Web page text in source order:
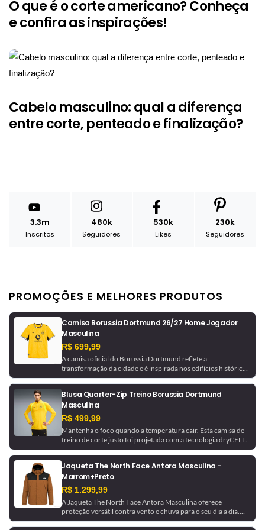
O que é o corte americano? Conheça
e confira as inspirações!
Cabelo masculino: qual a diferença
entre corte, penteado e finalização?
3.3m
Inscritos
480k
Seguidores
530k
Likes
230k
Seguidores
PROMOÇÕES E MELHORES PRODUTOS
Camisa Borussia Dortmund 26/27 Home Jogador
Masculina
R$ 699,99
A camisa oficial do Borussia Dortmund reflete a
transformação da cidade e é inspirada nos edifícios históricos
que ajudaram a moldá-la. Com tecnologia de gerenciamento
usado pela equipe.
Blusa Quarter-Zip Treino Borussia Dortmund
Masculina
R$ 499,99
Mantenha o foco quando a temperatura cair. Esta camisa de
treino de corte justo foi projetada com a tecnologia dryCELL,
que absorve a umidade para ajudar a manter você seco. Ela é
toque de inspiração futebolística.
Jaqueta The North Face Antora Masculina -
Marrom+Preto
R$ 1.299,99
A Jaqueta The North Face Antora Masculina oferece
proteção versátil contra vento e chuva para o seu dia a dia.
Feita com a tecnologia DryVent™ 2.5L em nylon reciclado, ela